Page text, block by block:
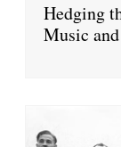
Hedging
Music